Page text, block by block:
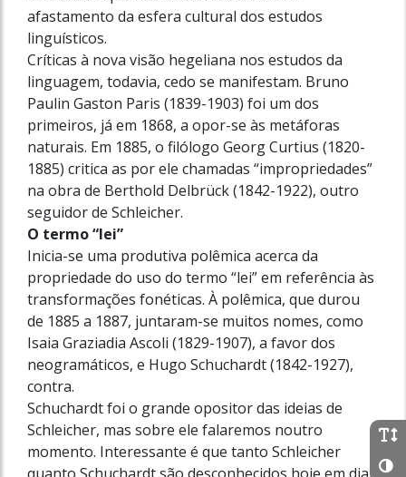
afastamento da esfera cultural dos estudos
linguísticos.
Críticas à nova visão hegeliana nos estudos da
linguagem, todavia, cedo se manifestam. Bruno
Paulin Gaston Paris (1839-1903) foi um dos
primeiros, já em 1868, a opor-se às metáforas
naturais. Em 1885, o filólogo Georg Curtius (1820-
1885) critica as por ele chamadas “impropriedades”
na obra de Berthold Delbrück (1842-1922), outro
seguidor de Schleicher.
O termo “lei”
Inicia-se uma produtiva polêmica acerca da
propriedade do uso do termo “lei” em referência às
transformações fonéticas. À polêmica, que durou
de 1885 a 1887, juntaram-se muitos nomes, como
Isaia Graziadia Ascoli (1829-1907), a favor dos
neogramáticos, e Hugo Schuchardt (1842-1927),
contra.
Schuchardt foi o grande opositor das ideias de
Schleicher, mas sobre ele falaremos noutro
momento. Interessante é que tanto Schleicher